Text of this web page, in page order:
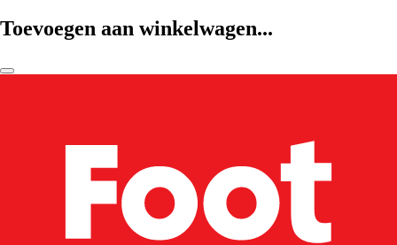
Toevoegen aan winkelwagen...